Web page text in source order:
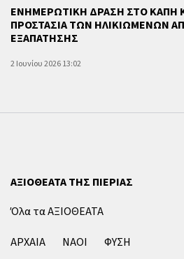
ΕΝΗΜΕΡΩΤΙΚΗ ΔΡΑΣΗ ΣΤΟ ΚΑΠΗ
ΠΡΟΣΤΑΣΙΑ ΤΩΝ ΗΛΙΚΙΩΜΕΝΩΝ
ΕΞΑΠΑΤΗΣΗΣ
2 Ιουνίου 2026 13:02
ΑΞΙΟΘΕΑΤΑ ΤΗΣ ΠΙΕΡΙΑΣ
Όλα τα ΑΞΙΟΘΕΑΤΑ
ΑΡΧΑΙΑ
ΝΑΟΙ ΦΥΣΗ